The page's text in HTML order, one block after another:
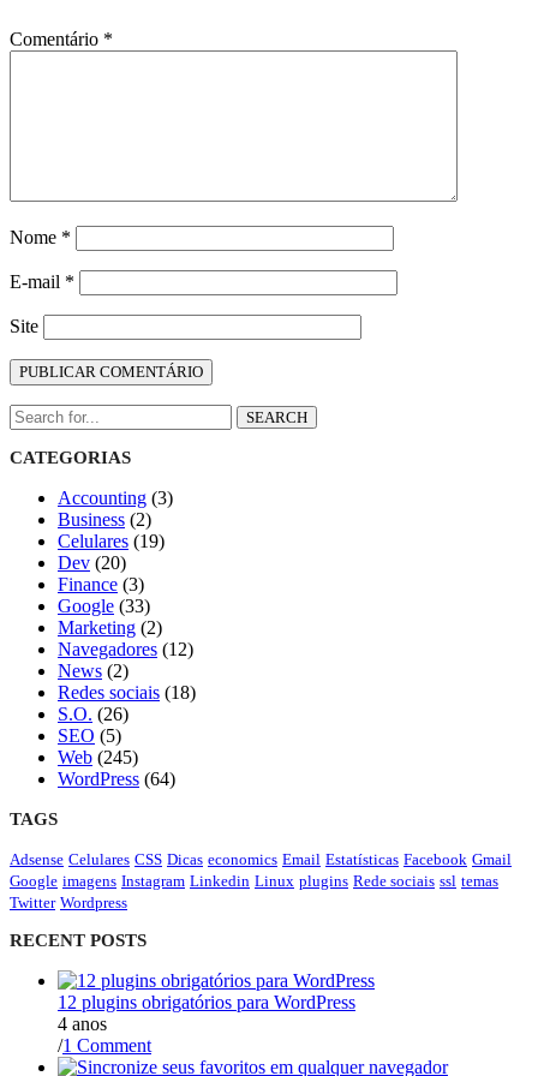
Comentário *
Nome *
E-mail *
Site
SEARCH
CATEGORIAS
Accounting (3)
Business (2)
Celulares (19)
Dev (20)
Finance (3)
Google (33)
Marketing (2)
Navegadores (12)
News (2)
Redes sociais (18)
S.O. (26)
SEO (5)
Web (245)
WordPress (64)
TAGS
Adsense Celulares CSS Dicas economics Email Estatísticas Facebook Gmail
Google imagens Instagram Linkedin Linux plugins Rede sociais ssl temas
Twitter Wordpress
RECENT POSTS
12 plugins obrigatórios para WordPress
4 anos
/1 Comment